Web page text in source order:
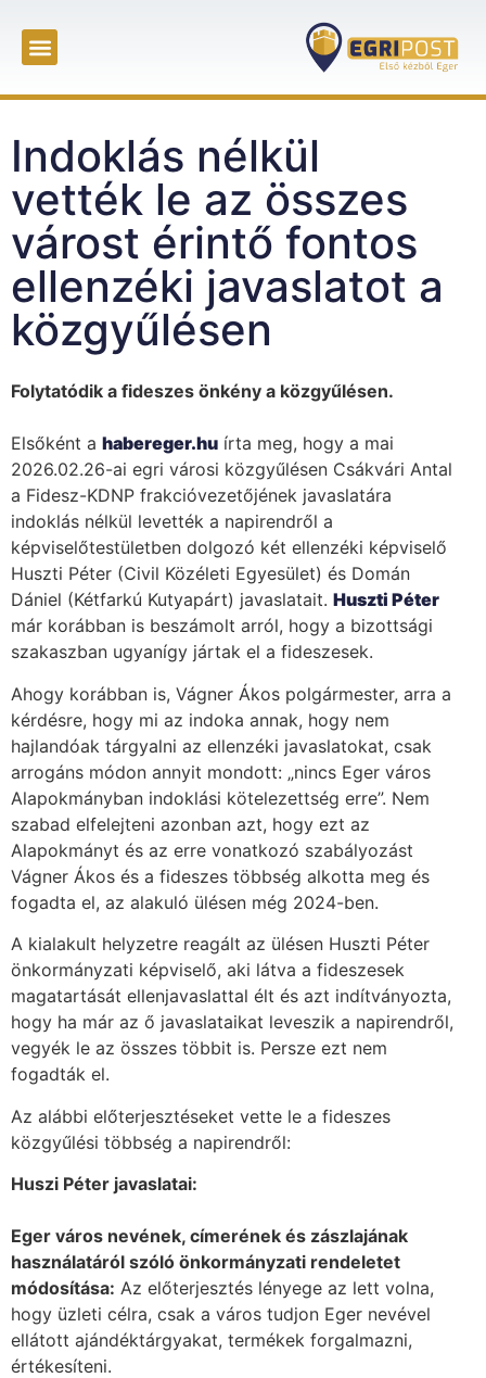
Indoklás nélkül
vették le az összes
várost érintő fontos
ellenzéki javaslatot a
közgyűlésen
Folytatódik a fideszes önkény a közgyűlésen.
Elsőként a habereger.hu írta meg, hogy a mai
2026.02.26-ai egri városi közgyűlésen Csákvári Antal
a Fidesz-KDNP frakcióvezetőjének javaslatára
indoklás nélkül levették a napirendről a
képviselőtestületben dolgozó két ellenzéki képviselő
Huszti Péter (Civil Közéleti Egyesület) és Domán
Dániel (Kétfarkú Kutyapárt) javaslatait. Huszti Péter
már korábban is beszámolt arról, hogy a bizottsági
szakaszban ugyanígy jártak el a fideszesek.
Ahogy korábban is, Vágner Ákos polgármester, arra a
kérdésre, hogy mi az indoka annak, hogy nem
hajlandóak tárgyalni az ellenzéki javaslatokat, csak
arrogáns módon annyit mondott: „nincs Eger város
Alapokmányban indoklási kötelezettség erre”. Nem
szabad elfelejteni azonban azt, hogy ezt az
Alapokmányt és az erre vonatkozó szabályozást
Vágner Ákos és a fideszes többség alkotta meg és
fogadta el, az alakuló ülésen még 2024-ben.
A kialakult helyzetre reagált az ülésen Huszti Péter
önkormányzati képviselő, aki látva a fideszesek
magatartását ellenjavaslattal élt és azt indítványozta,
hogy ha már az ő javaslataikat leveszik a napirendről,
vegyék le az összes többit is. Persze ezt nem
fogadták el.
Az alábbi előterjesztéseket vette le a fideszes
közgyűlési többség a napirendről:
Huszi Péter javaslatai:
Eger város nevének, címerének és zászlajának
használatáról szóló önkormányzati rendeletet
módosítása: Az előterjesztés lényege az lett volna,
hogy üzleti célra, csak a város tudjon Eger nevével
ellátott ajándéktárgyakat, termékek forgalmazni,
értékesíteni.